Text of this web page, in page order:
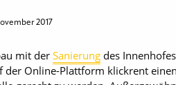
2017
mit der Sanierung des
der Online-Plattform klickrent